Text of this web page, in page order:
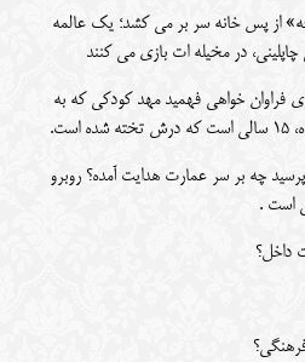
از پس خانه سر بر می کشد؛ یک عالمه
در مخیله ات بازی می کنند
خواهی فهمید مهد کودکی که به
چه بر سر عمارت هدایت آمده؟ روبرو
است .
داخل؟